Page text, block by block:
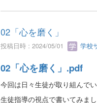
02「心を磨く」
投稿日時 : 2024/05/01 学校
02「心を磨く」.pdf
今回は日々生徒が取り組んで
生徒指導の視点で書いてみまし